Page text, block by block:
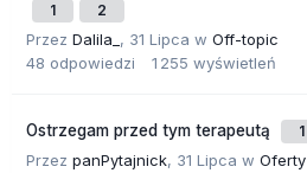
1 2
Przez Dalila_ , 31 Lipca w Off-topic
48 odpowiedzi 1 255 wyświetleń
Ostrzegam przed tym terapeutą 1
Przez panPytajnick, 31 Lipca w Oferty